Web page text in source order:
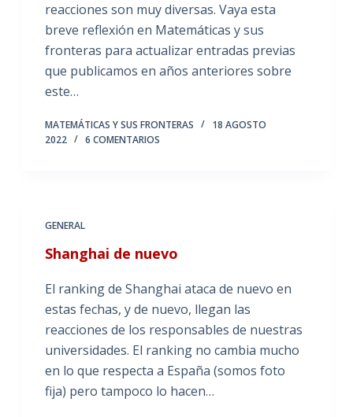
reacciones son muy diversas. Vaya esta
breve reflexión en Matemáticas y sus
fronteras para actualizar entradas previas
que publicamos en años anteriores sobre
este…
MATEMÁTICAS Y SUS FRONTERAS
18 AGOSTO
2022
6 COMENTARIOS
GENERAL
Shanghai de nuevo
El ranking de Shanghai ataca de nuevo en
estas fechas, y de nuevo, llegan las
reacciones de los responsables de nuestras
universidades. El ranking no cambia mucho
en lo que respecta a España (somos foto
fija) pero tampoco lo hacen…